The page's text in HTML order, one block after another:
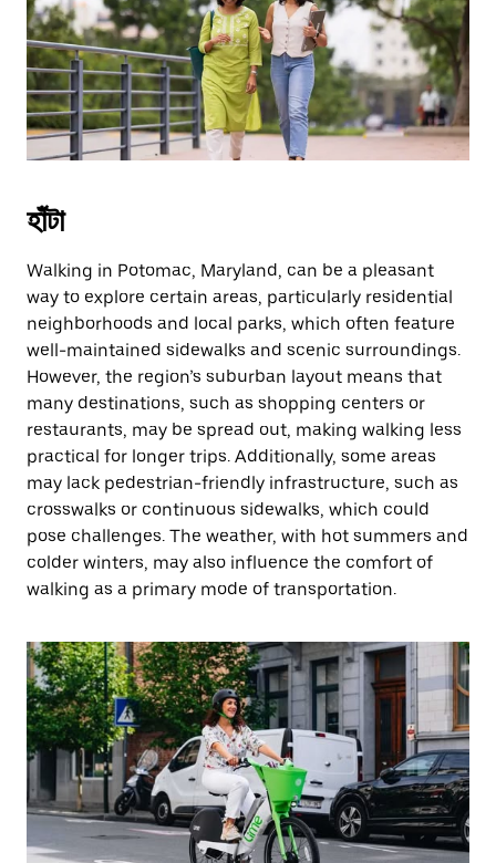
escape
button
to
close
the
calendar.
হাঁটা
Walking in Potomac, Maryland, can be a pleasant
way to explore certain areas, particularly residential
neighborhoods and local parks, which often feature
well-maintained sidewalks and scenic surroundings.
However, the region’s suburban layout means that
many destinations, such as shopping centers or
restaurants, may be spread out, making walking less
practical for longer trips. Additionally, some areas
may lack pedestrian-friendly infrastructure, such as
crosswalks or continuous sidewalks, which could
pose challenges. The weather, with hot summers and
colder winters, may also influence the comfort of
walking as a primary mode of transportation.